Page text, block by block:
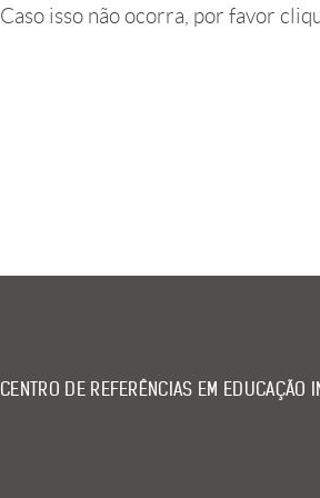
Caso isso não ocorra, por favor
CENTRO DE REFERÊNCIAS EM EDUCAÇÃO